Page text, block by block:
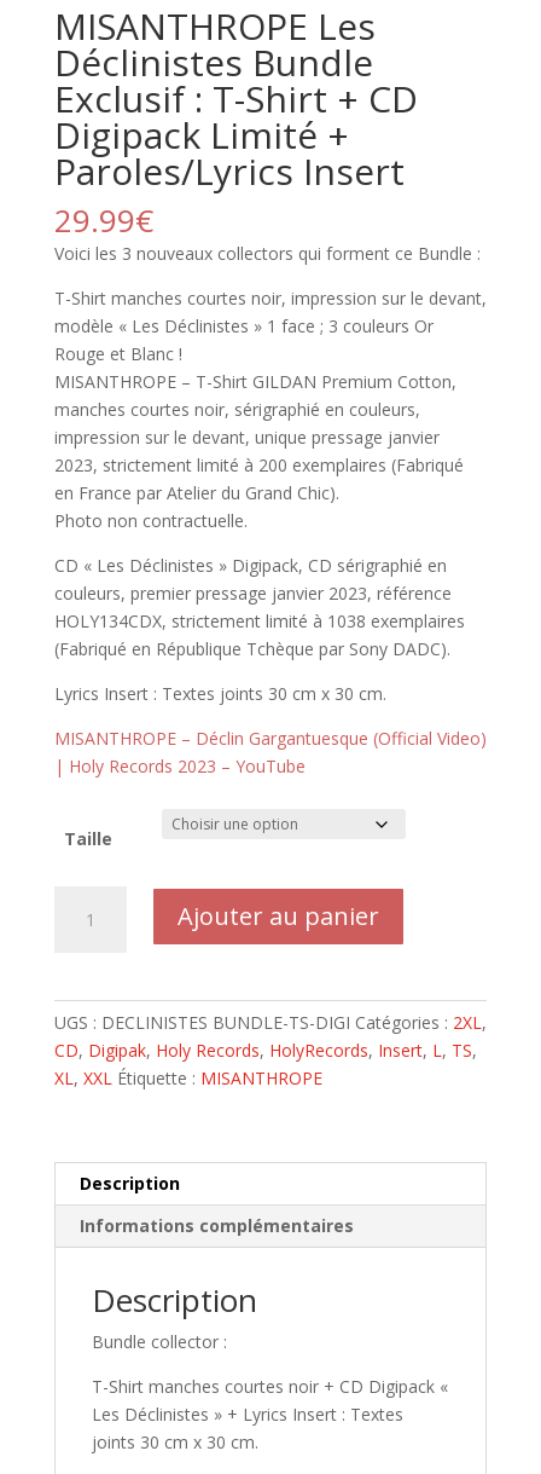
MISANTHROPE Les
Déclinistes Bundle
Exclusif : T-Shirt + CD
Digipack Limité +
Paroles/Lyrics Insert
29.99€
Voici les 3 nouveaux collectors qui forment ce Bundle :
T-Shirt manches courtes noir, impression sur le devant,
modèle « Les Déclinistes » 1 face ; 3 couleurs Or
Rouge et Blanc !
MISANTHROPE – T-Shirt GILDAN Premium Cotton,
manches courtes noir, sérigraphié en couleurs,
impression sur le devant, unique pressage janvier
2023, strictement limité à 200 exemplaires (Fabriqué
en France par Atelier du Grand Chic).
Photo non contractuelle.
CD « Les Déclinistes » Digipack, CD sérigraphié en
couleurs, premier pressage janvier 2023, référence
HOLY134CDX, strictement limité à 1038 exemplaires
(Fabriqué en République Tchèque par Sony DADC).
Lyrics Insert : Textes joints 30 cm x 30 cm.
MISANTHROPE – Déclin Gargantuesque (Official Video)
| Holy Records 2023 – YouTube
Taille
Exclusif
CD
Digipack
Paroles/Lyrics
Insert
Ajouter au panier
UGS : DECLINISTES BUNDLE-TS-DIGI Catégories : 2XL,
CD, Digipak, Holy Records, HolyRecords, Insert, L, TS,
XL, XXL Étiquette : MISANTHROPE
Description
Informations complémentaires
Description
Bundle collector :
T-Shirt manches courtes noir + CD Digipack «
Les Déclinistes » + Lyrics Insert : Textes
joints 30 cm x 30 cm.